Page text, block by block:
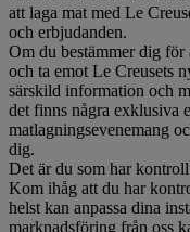
att laga mat med Le
och erbjudanden.
Om du bestämmer dig för
och ta emot Le Creusets
särskild information och
det finns några exklusiva
matlagningsevenemang
dig.
Det är du som har
Kom ihåg att du har
helst kan anpassa dina
marknadsföring från oss